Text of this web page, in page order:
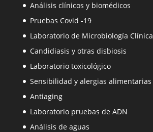
Análisis clínicos y biomédicos
Pruebas Covid -19
Laboratorio de Microbiología Clínica
Candidiasis y otras disbiosis
Laboratorio toxicológico
Sensibilidad y alergias alimentarias
Antiaging
Laboratorio pruebas de ADN
Análisis de aguas